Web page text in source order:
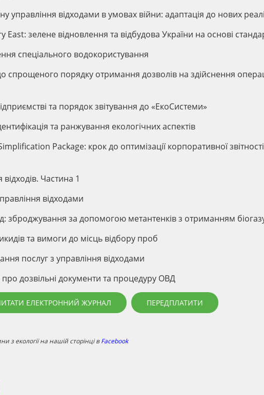
управління відходами в умовах війни: адаптація до нових
зелене відновлення та відбудова України на основі
спеціального водокористування
спрощеного порядку отримання дозволів на здійснення
та порядок звітування до «ЕкоСистеми»
та ранжування екологічних аспектів
Package: крок до оптимізації корпоративної
Частина 1
відходами
зброджування за допомогою метантенків з отриманням
та вимоги до місць відбору проб
послуг з управління відходами
про дозвільні документи та процедуру ОВД
ЕЛЕКТРОННИЙ ЖУРНАЛ ПЕРЕДПЛАТИТИ
з екології на нашій сторінці вFacebook